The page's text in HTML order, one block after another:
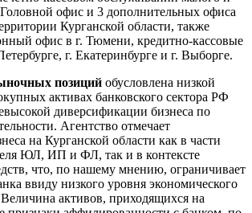
Головной офис и 3 дополнительных офиса
Курганской области, также
офис в г. Тюмени, кредитно-кассовые
г. Екатеринбурге и г. Выборге.
позиций обусловлена низкой
активах банковского сектора РФ
диверсификации бизнеса по
Агентство отмечает
на Курганской области как в части
ЮЛ, ИП и ФЛ, так и в контексте
что, по нашему мнению, ограничивает
ввиду низкого уровня экономического
Величина активов, приходящихся на